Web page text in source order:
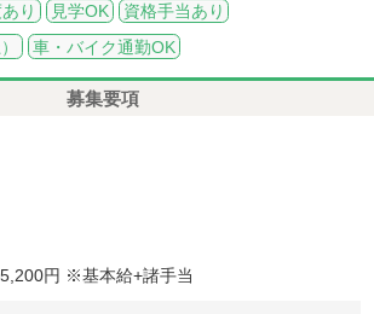
り
見学OK
資格手当あり
車・バイク通勤OK
募集要項
円 ※基本給+諸手当